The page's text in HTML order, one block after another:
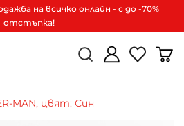
на всичко онлайн - с до -70%
отстъпка!
MAN, цвят: Син